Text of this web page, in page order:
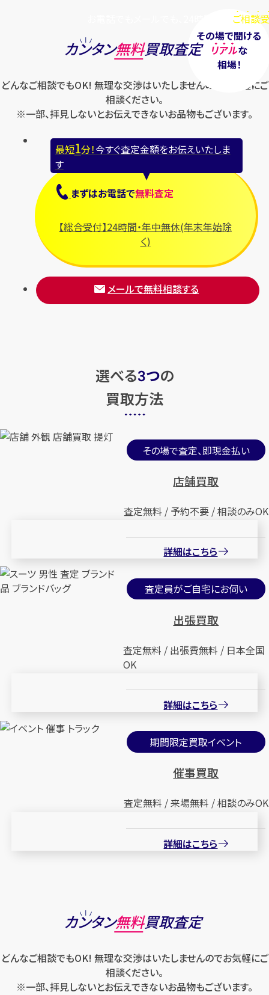
ご相談
その場で聞ける
リアルな
相場！
カンタン無料買取査定
どんなご相談でもOK! 無理な交渉はいたしませんのでお気軽にご
相談ください。
※一部、拝見しないとお伝えできないお品物もございます。
最短1分！今すぐ査定金額をお伝えいたしま
す
まずはお電話で無料査定
【総合受付】24時間・年中無休(年末年始除
く)
メールで無料相談する
選べる3つの
買取方法
その場で査定、即現金払い
店舗買取
査定無料 / 予約不要 / 相談のみOK
詳細はこちら
査定員がご自宅にお伺い
出張買取
査定無料 / 出張費無料 / 日本全国
OK
詳細はこちら
期間限定買取イベント
催事買取
査定無料 / 来場無料 / 相談のみOK
詳細はこちら
カンタン無料買取査定
どんなご相談でもOK! 無理な交渉はいたしませんのでお気軽にご
相談ください。
※一部、拝見しないとお伝えできないお品物もございます。